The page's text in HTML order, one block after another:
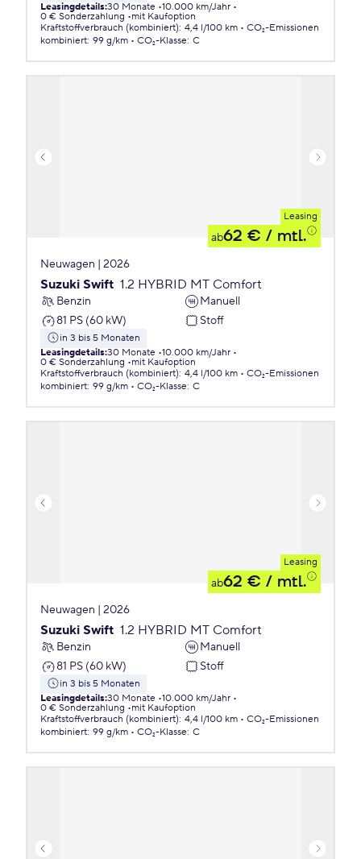
Leasingdetails:30 Monate 10.000 km/Jahr
0 € Sonderzahlung
mit Kaufoption
Kraftstoffverbrauch (kombiniert): 4,4 l/100 km
CO₂-Emissionen
kombiniert: 99 g/km CO₂-Klasse: C
Leasing
ab62 € / mtl.
Neuwagen | 2026
Suzuki Swift 1.2 HYBRID MT Comfort
Benzin
Manuell
81 PS (60 kW)
Stoff
in 3 bis 5 Monaten
Leasingdetails:30 Monate 10.000 km/Jahr
0 € Sonderzahlung
mit Kaufoption
Kraftstoffverbrauch (kombiniert): 4,4 l/100 km
CO₂-Emissionen
kombiniert: 99 g/km CO₂-Klasse: C
Leasing
ab62 € / mtl.
Neuwagen | 2026
Suzuki Swift 1.2 HYBRID MT Comfort
Benzin
Manuell
81 PS (60 kW)
Stoff
in 3 bis 5 Monaten
Leasingdetails:30 Monate 10.000 km/Jahr
0 € Sonderzahlung
mit Kaufoption
Kraftstoffverbrauch (kombiniert): 4,4 l/100 km
CO₂-Emissionen
kombiniert: 99 g/km CO₂-Klasse: C